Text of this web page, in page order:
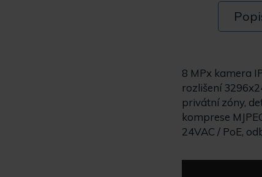
8 MPx kamera
rozlišení
privátní zóny,
komprese
24VAC / PoE,